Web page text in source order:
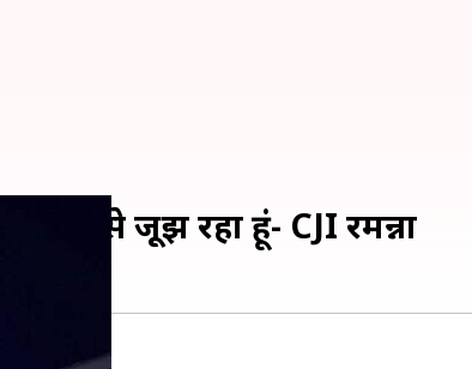
दिनों से जूझ रहा हूं- CJI रमन्ना